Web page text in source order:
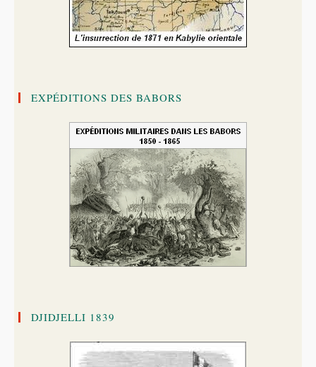
EXPÉDITIONS DES BABORS
DJIDJELLI 1839